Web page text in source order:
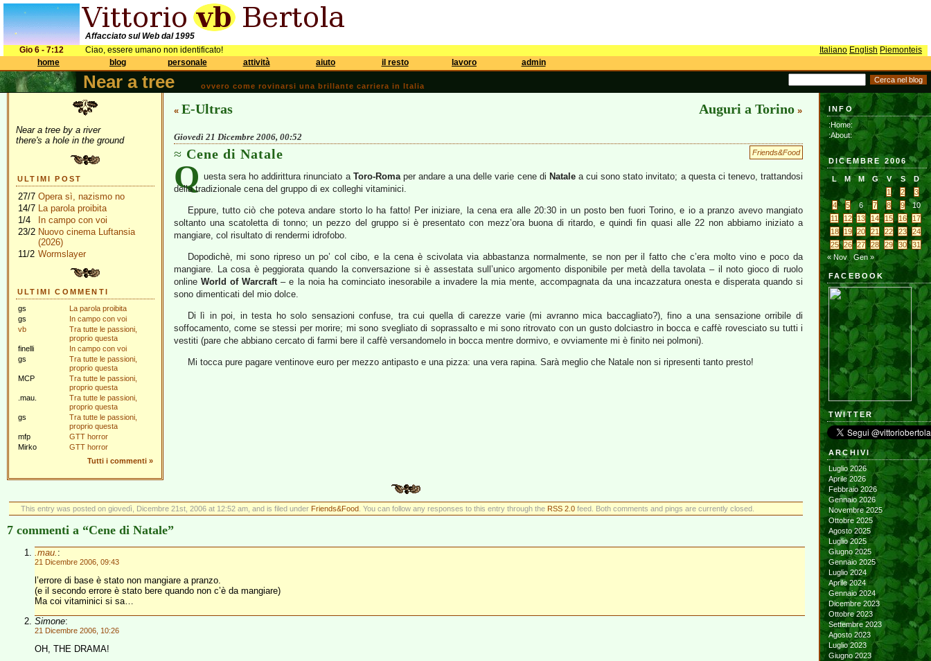
Affacciato sul Web dal 1995
Gio 6 - 7:12
Ciao, essere umano non identificato! Italiano English Piemonteis
home
blog personale attività aiuto il resto lavoro admin
Near a tree ovvero come rovinarsi una brillante carriera in Italia
Near a tree by a river
there's a hole in the ground
ULTIMI POST
27/7 Opera sì, nazismo no
14/7 La parola proibita
1/4
In campo con voi
23/2 Nuovo cinema Luftansia
(2026)
11/2 Wormslayer
ULTIMI COMMENTI
gs
La parola proibita
gs
In campo con voi
vb
Tra tutte le passioni,
proprio questa
finelli
In campo con voi
gs
Tra tutte le passioni,
proprio questa
MCP
Tra tutte le passioni,
proprio questa
.mau.
Tra tutte le passioni,
proprio questa
gs
Tra tutte le passioni,
proprio questa
mfp
GTT horror
Mirko
GTT horror
Tutti i commenti »
« E-Ultras Auguri a Torino »
Giovedì 21 Dicembre 2006, 00:52
Friends&Food
Cene di Natale
Q uesta sera ho addirittura rinunciato a Toro-Romaper andare a una delle varie cene di Natalea cui sono stato invitato; a questa ci tenevo, trattandosi
della tradizionale cena del gruppo di ex colleghi vitaminici.
Eppure, tutto ciò che poteva andare storto lo ha fatto! Per iniziare, la cena era alle 20:30 in un posto ben fuori Torino, e io a pranzo avevo mangiato
soltanto una scatoletta di tonno; un pezzo del gruppo si è presentato con mezz’ora buona di ritardo, e quindi fin quasi alle 22 non abbiamo iniziato a
mangiare, col risultato di rendermi idrofobo.
Dopodichè, mi sono ripreso un po’ col cibo, e la cena è scivolata via abbastanza normalmente, se non per il fatto che c’era molto vino e poco da
mangiare. La cosa è peggiorata quando la conversazione si è assestata sull’unico argomento disponibile per metà della tavolata – il noto gioco di ruolo
onlineWorld of Warcraft– e la noia ha cominciato inesorabile a invadere la mia mente, accompagnata da una incazzatura onesta e disperata quando si
sono dimenticati del mio dolce.
Di lì in poi, in testa ho solo sensazioni confuse, tra cui quella di carezze varie (mi avranno mica baccagliato?), fino a una sensazione orribile di
soffocamento, come se stessi per morire; mi sono svegliato di soprassalto e mi sono ritrovato con un gusto dolciastro in bocca e caffè rovesciato su tutti i
vestiti (pare che abbiano cercato di farmi bere il caffè versandomelo in bocca mentre dormivo, e ovviamente mi è finito nei polmoni).
Mi tocca pure pagare ventinove euro per mezzo antipasto e una pizza: una vera rapina. Sarà meglio che Natale non si ripresenti tanto presto!
This entry was posted on giovedì, Dicembre 21st, 2006 at 12:52 am, and is filed under Friends&Food. You can follow any responses to this entry through the RSS 2.0feed. Both comments and pings are currently closed.
7 commenti a “Cene di Natale”
.mau. :
21 Dicembre 2006, 09:43
l’errore di base è stato non mangiare a pranzo.
(e il secondo errore è stato bere quando non c’è da mangiare)
Ma coi vitaminici si sa…
Simone:
21 Dicembre 2006, 10:26
OH, THE DRAMA!
INFO
:Home:
:About:
DICEMBRE 2006
L M M G V S
D
1
2
3
4
5 6 7 8 9
10
11
12 13 14 15 16
17
18
19 20 21 22 23
24
25
26 27 28 29 30
31
« Nov
Gen »
FACEBOOK
TWITTER
ARCHIVI
Luglio 2026
Aprile 2026
Febbraio 2026
Gennaio 2026
Novembre 2025
Ottobre 2025
Agosto 2025
Luglio 2025
Giugno 2025
Gennaio 2025
Luglio 2024
Aprile 2024
Gennaio 2024
Dicembre 2023
Ottobre 2023
Settembre 2023
Agosto 2023
Luglio 2023
Giugno 2023